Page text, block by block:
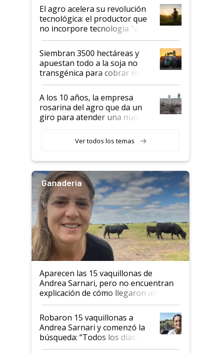
El agro acelera su revolución
tecnológica: el productor que
no incorpore tecnología "va a
perder el tren"
Siembran 3500 hectáreas y
apuestan todo a la soja no
transgénica para cobrar más
por tonelada: compraron un
semillero
A los 10 años, la empresa
rosarina del agro que da un
giro para atender una nueva
Ver todos los temas
Ganadería
Aparecen las 15 vaquillonas de
Andrea Sarnari, pero no encuentran
explicación de cómo llegaron allí
Robaron 15 vaquillonas a
Andrea Sarnari y comenzó la
búsqueda: “Todos los días le
toca a algún productor”